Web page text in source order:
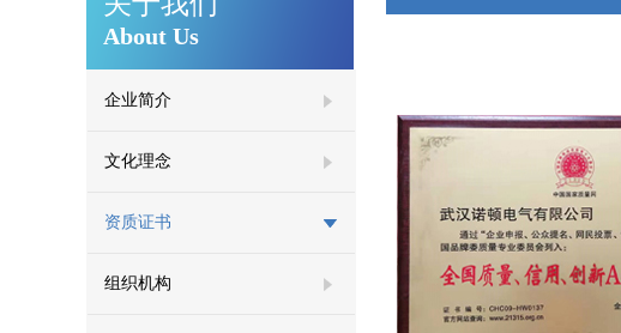
About Us
企业简介
文化理念
资质证书
组织机构